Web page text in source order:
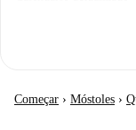
Começar › Móstoles ›